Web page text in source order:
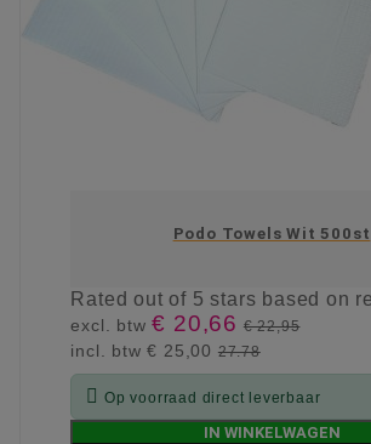
Podo Towels Wit 500st
Ratedout of 5 stars based on
excl. btw€ 20,66 € 22,95
incl. btw€ 25,00 27.78
 Op voorraad direct leverbaar
IN WINKELWAGEN